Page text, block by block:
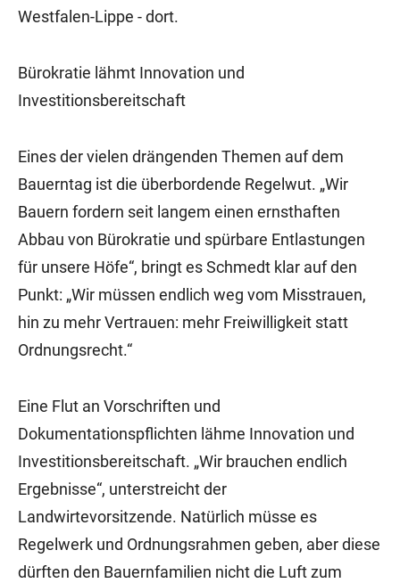
Westfalen-Lippe - dort.
Bürokratie lähmt Innovation und
Investitionsbereitschaft
Eines der vielen drängenden Themen auf dem
Bauerntag ist die überbordende Regelwut. „Wir
Bauern fordern seit langem einen ernsthaften
Abbau von Bürokratie und spürbare Entlastungen
für unsere Höfe“, bringt es Schmedt klar auf den
Punkt: „Wir müssen endlich weg vom Misstrauen,
hin zu mehr Vertrauen: mehr Freiwilligkeit statt
Ordnungsrecht.“
Eine Flut an Vorschriften und
Dokumentationspflichten lähme Innovation und
Investitionsbereitschaft. „Wir brauchen endlich
Ergebnisse“, unterstreicht der
Landwirtevorsitzende. Natürlich müsse es
Regelwerk und Ordnungsrahmen geben, aber diese
dürften den Bauernfamilien nicht die Luft zum